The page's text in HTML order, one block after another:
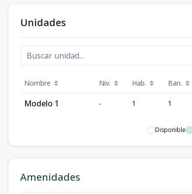
Unidades
Nombre Niv. Hab. Ban.
Modelo 1 - 1 1
Disponible
Amenidades